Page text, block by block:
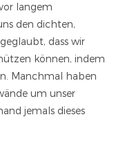
langem
den dichten,
dass wir
können, indem
Manchmal haben
um unser
jemals dieses